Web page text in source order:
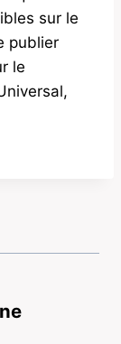
sur le
publier
le